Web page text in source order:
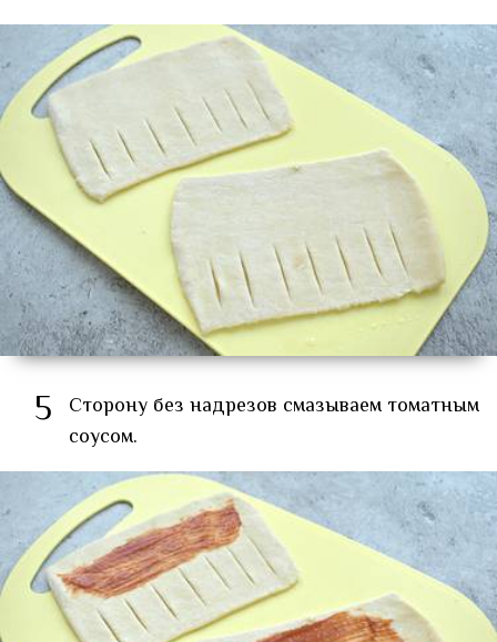
5
Сторону без надрезов смазываем томатным
соусом.